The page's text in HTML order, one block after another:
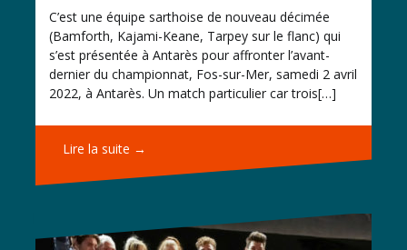
C’est une équipe sarthoise de nouveau décimée
(Bamforth, Kajami-Keane, Tarpey sur le flanc) qui
s’est présentée à Antarès pour affronter l’avant-
dernier du championnat, Fos-sur-Mer, samedi 2 avril
2022, à Antarès. Un match particulier car trois[…]
Lire la suite →